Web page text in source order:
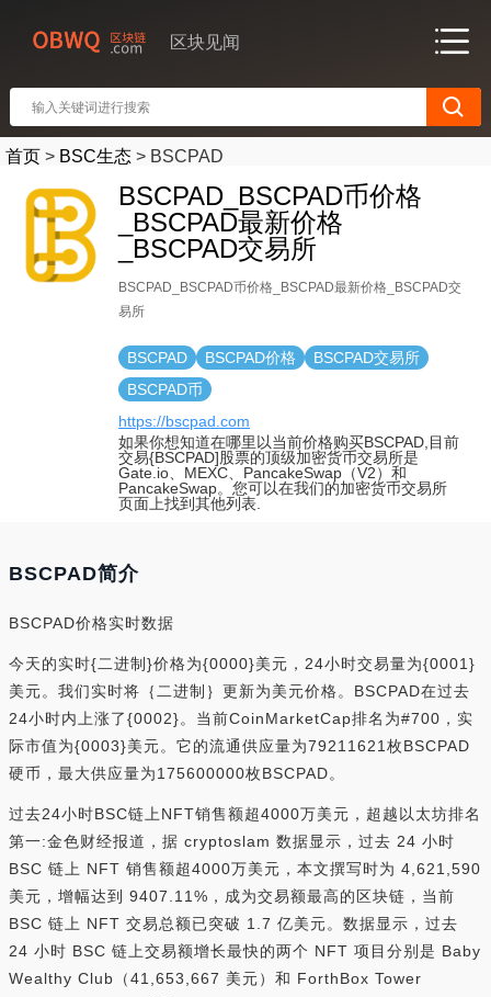
区块见闻
首页 > BSC生态 > BSCPAD
BSCPAD_BSCPAD币价格
_BSCPAD最新价格
_BSCPAD交易所
BSCPAD_BSCPAD币价格_BSCPAD最新价格_BSCPAD交
易所
BSCPAD BSCPAD价格
BSCPAD交易所
BSCPAD币
https://bscpad.com
如果你想知道在哪里以当前价格购买BSCPAD,目前
交易{BSCPAD]股票的顶级加密货币交易所是
Gate.io、MEXC、PancakeSwap（V2）和
PancakeSwap。您可以在我们的加密货币交易所
页面上找到其他列表.
BSCPAD简介
BSCPAD价格实时数据
今天的实时{二进制}价格为{0000}美元，24小时交易量为{0001}
美元。我们实时将｛二进制｝更新为美元价格。BSCPAD在过去
24小时内上涨了{0002}。当前CoinMarketCap排名为#700，实
际市值为{0003}美元。它的流通供应量为79211621枚BSCPAD
硬币，最大供应量为175600000枚BSCPAD。
过去24小时BSC链上NFT销售额超4000万美元，超越以太坊排名
第一:金色财经报道，据 cryptoslam 数据显示，过去 24 小时
BSC 链上 NFT 销售额超4000万美元，本文撰写时为 4,621,590
美元，增幅达到 9407.11%，成为交易额最高的区块链，当前
BSC 链上 NFT 交易总额已突破 1.7 亿美元。数据显示，过去
24 小时 BSC 链上交易额增长最快的两个 NFT 项目分别是 Baby
Wealthy Club（41,653,667 美元）和 ForthBox Tower